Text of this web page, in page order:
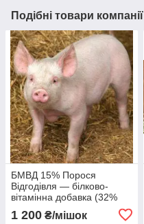
Подібні товари компанії
БМВД 15% Порося
Відгодівля — білково-
вітамінна добавка (32%
"ComFerma"
1 200 ₴/мішок